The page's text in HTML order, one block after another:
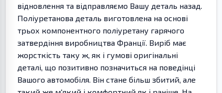
відновлення та відправляємо Вашу деталь назад.
Поліуретанова деталь виготовлена на основі
трьох компонентного поліуретану гарячого
затвердіння виробництва Франції. Виріб має
жорсткість таку ж, як і гумові оригінальні
деталі, що позитивно позначиться на поведінці
Вашого автомобіля. Він стане більш збитий, але